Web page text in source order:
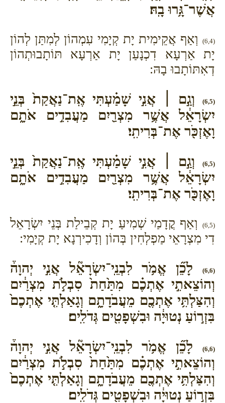
אֲשֶׁר־גָּ֥רוּ בָֽהּ׃
(6,4)
וְאַף אֲקֵימִית יָת קְיָמִי עִמְהוֹן לְמִתַּן לְהוֹן
יָת אַרְעָא דִכְנָעַן יָת אַרְעָא תּוֹתָבוּתְהוֹן
דְאִתּוֹתָבוּ בָהּ:
(6,5)
וְגַ֣ם ׀ אֲנִ֣י שָׁמַ֗עְתִּי אֶֽת־נַאֲקַת֙ בְּנֵ֣י
יִשְׂרָאֵ֔ל אֲשֶׁ֥ר מִצְרַ֖יִם מַעֲבִדִ֣ים אֹתָ֑ם
וָאֶזְכֹּ֖ר אֶת־בְּרִיתִֽי׃
(6,5)
וְגַ֣ם ׀ אֲנִ֣י שָׁמַ֗עְתִּי אֶֽת־נַאֲקַת֙ בְּנֵ֣י
יִשְׂרָאֵ֔ל אֲשֶׁ֥ר מִצְרַ֖יִם מַעֲבִדִ֣ים אֹתָ֑ם
וָאֶזְכֹּ֖ר אֶת־בְּרִיתִֽי׃
(6,5)
וְאַף קֳדָמַי שְׁמִיעַ יָת קְבֵילַת בְּנֵי יִשְׂרָאֵל
דִי מִצְרָאֵי מַפְלְחִין בְּהוֹן וְדָכִירְנָא יָת קְיָמִי:
(6,6)
לָכֵ֞ן אֱמֹ֥ר לִבְנֵֽי־יִשְׂרָאֵ֘ל אֲנִ֣י יְהוָה֒
וְהוֹצֵאתִ֣י אֶתְכֶ֗ם מִתַּ֙חַת֙ סִבְלֹ֣ת מִצְרַ֔יִם
וְהִצַּלְתִּ֥י אֶתְכֶ֖ם מֵעֲבֹדָתָ֑ם וְגָאַלְתִּ֤י אֶתְכֶם֙
בִּזְר֣וֹעַ נְטוּיָ֔ה וּבִשְׁפָטִ֖ים גְּדֹלִֽים׃
(6,6)
לָכֵ֞ן אֱמֹ֥ר לִבְנֵֽי־יִשְׂרָאֵ֘ל אֲנִ֣י יְהוָה֒
וְהוֹצֵאתִ֣י אֶתְכֶ֗ם מִתַּ֙חַת֙ סִבְלֹ֣ת מִצְרַ֔יִם
וְהִצַּלְתִּ֥י אֶתְכֶ֖ם מֵעֲבֹדָתָ֑ם וְגָאַלְתִּ֤י אֶתְכֶם֙
בִּזְר֣וֹעַ נְטוּיָ֔ה וּבִשְׁפָטִ֖ים גְּדֹלִֽים׃